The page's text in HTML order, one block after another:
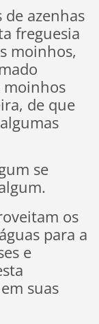
azenhas
freguesia
moinhos,
de que
se
os
para a
e
suas